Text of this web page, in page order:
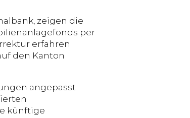
zeigen die
per
erfahren
den Kanton
angepasst
künftige